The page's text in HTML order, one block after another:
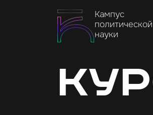
Кампус
политической
науки